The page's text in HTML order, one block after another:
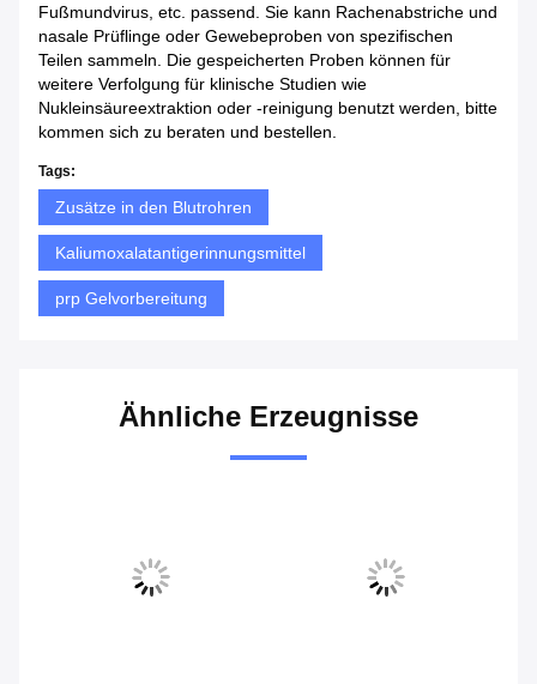
Fußmundvirus, etc. passend. Sie kann Rachenabstriche und
nasale Prüflinge oder Gewebeproben von spezifischen
Teilen sammeln. Die gespeicherten Proben können für
weitere Verfolgung für klinische Studien wie
Nukleinsäureextraktion oder -reinigung benutzt werden, bitte
kommen sich zu beraten und bestellen.
Tags:
Zusätze in den Blutrohren
Kaliumoxalatantigerinnungsmittel
prp Gelvorbereitung
Ähnliche Erzeugnisse